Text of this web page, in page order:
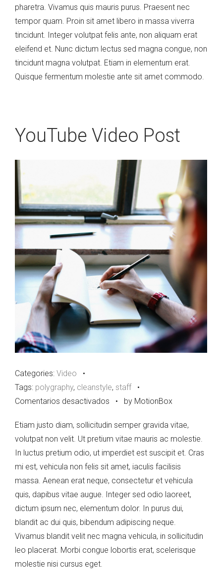
pharetra. Vivamus quis mauris purus. Praesent nec
tempor quam. Proin sit amet libero in massa viverra
tincidunt. Integer volutpat felis ante, non aliquam erat
eleifend et. Nunc dictum lectus sed magna congue, non
tincidunt magna volutpat. Etiam in elementum erat.
Quisque fermentum molestie ante sit amet commodo.
YouTube Video Post
Categories: Video •
Tags: polygraphy, cleanstyle, staff•
Comentarios desactivados en
Video
Post
• by MotionBox
Etiam justo diam, sollicitudin semper gravida vitae,
volutpat non velit. Ut pretium vitae mauris ac molestie.
In luctus pretium odio, ut imperdiet est suscipit et. Cras
mi est, vehicula non felis sit amet, iaculis facilisis
massa. Aenean erat neque, consectetur et vehicula
quis, dapibus vitae augue. Integer sed odio laoreet,
dictum ipsum nec, elementum dolor. In purus dui,
blandit ac dui quis, bibendum adipiscing neque.
Vivamus blandit velit nec magna vehicula, in sollicitudin
leo placerat. Morbi congue lobortis erat, scelerisque
molestie nisi cursus eget.